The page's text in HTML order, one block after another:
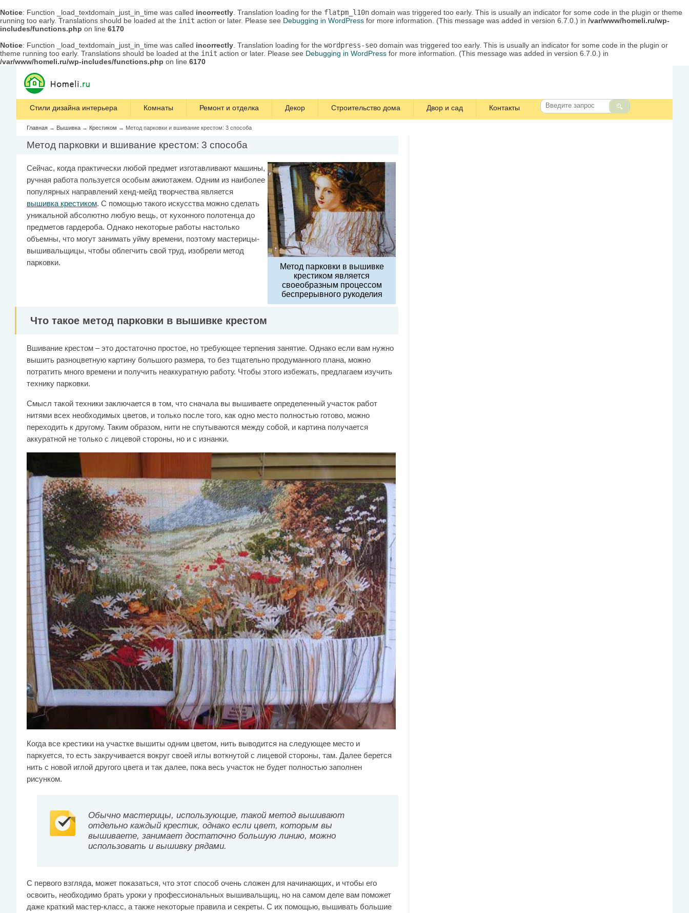
Notice: Function _load_textdomain_just_in_time was called incorrectly . Translation loading for the flatpm_l10n domain was triggered too early. This is usually an indicator for some code in the plugin or theme
running too early. Translations should be loaded at the init action or later. Please see Debugging in WordPress for more information. (This message was added in version 6.7.0.) in /var/www/homeli.ru/wp-
includes/functions.php on line 6170
Notice: Function _load_textdomain_just_in_time was called incorrectly . Translation loading for the wordpress-seo domain was triggered too early. This is usually an indicator for some code in the plugin or
theme running too early. Translations should be loaded at the init action or later. Please see Debugging in WordPress for more information. (This message was added in version 6.7.0.) in
/var/www/homeli.ru/wp-includes/functions.php on line 6170
Стили дизайна интерьера Комнаты Ремонт и отделка Декор Строительство дома Двор и сад Контакты
Главная → Вышивка → Крестиком → Метод парковки и вшивание крестом: 3 способа
Метод парковки и вшивание крестом: 3 способа
Метод парковки в вышивке
крестиком является
своеобразным процессом
беспрерывного рукоделия
Сейчас, когда практически любой предмет изготавливают машины,
ручная работа пользуется особым ажиотажем. Одним из наиболее
популярных направлений хенд-мейд творчества является
вышивка крестиком. С помощью такого искусства можно сделать
уникальной абсолютно любую вещь, от кухонного полотенца до
предметов гардероба. Однако некоторые работы настолько
объемны, что могут занимать уйму времени, поэтому мастерицы-
вышивальщицы, чтобы облегчить свой труд, изобрели метод
парковки.
Что такое метод парковки в вышивке крестом
Вшивание крестом – это достаточно простое, но требующее терпения занятие. Однако если вам нужно
вышить разноцветную картину большого размера, то без тщательно продуманного плана, можно
потратить много времени и получить неаккуратную работу. Чтобы этого избежать, предлагаем изучить
технику парковки.
Смысл такой техники заключается в том, что сначала вы вышиваете определенный участок работ
нитями всех необходимых цветов, и только после того, как одно место полностью готово, можно
переходить к другому. Таким образом, нити не спутываются между собой, и картина получается
аккуратной не только с лицевой стороны, но и с изнанки.
Когда все крестики на участке вышиты одним цветом, нить выводится на следующее место и
паркуется, то есть закручивается вокруг своей иглы воткнутой с лицевой стороны, там. Далее берется
нить с новой иглой другого цвета и так далее, пока весь участок не будет полностью заполнен
рисунком.
Обычно мастерицы, использующие, такой метод вышивают
отдельно каждый крестик, однако если цвет, которым вы
вышиваете, занимает достаточно большую линию, можно
использовать и вышивку рядами.
С первого взгляда, может показаться, что этот способ очень сложен для начинающих, и чтобы его
освоить, необходимо брать уроки у профессиональных вышивальщиц, но на самом деле вам поможет
даже краткий мастер-класс, а также некоторые правила и секреты. С их помощью, вышивать большие